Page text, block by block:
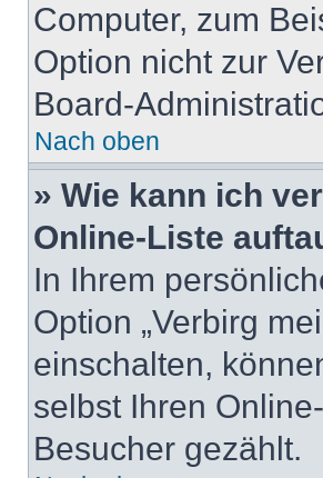
Computer, zum
Option nicht zur
Board-
Nach oben
» Wie kann ich
Online-Liste
In Ihrem
Option „Verbirg
einschalten,
selbst Ihren
Besucher gezählt.